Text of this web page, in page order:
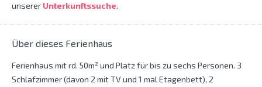
unserer Unterkunftssuche.
Über dieses Ferienhaus
Ferienhaus mit rd. 50m² und Platz für bis zu sechs Personen. 3
Schlafzimmer (davon 2 mit TV und 1 mal Etagenbett), 2